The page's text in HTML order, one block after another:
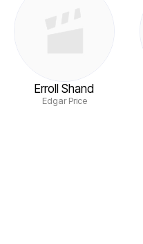
Erroll Shand
Edgar Price